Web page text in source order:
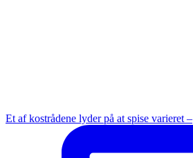
Et af kostrådene lyder på at spise varieret –